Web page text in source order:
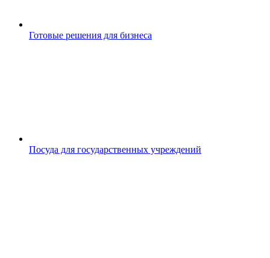
Готовые решения для бизнеса
Посуда для государственных учреждений